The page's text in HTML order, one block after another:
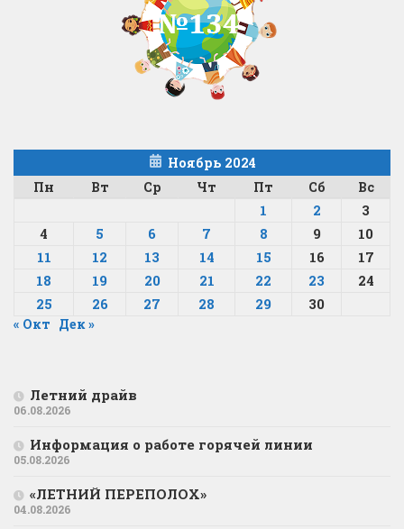
Ноябрь 2024
Пн
Вт Ср Чт Пт Сб Вс
1 2
3
4
5 6 7 8 9
10
11
12 13 14 15 16
17
18
19 20 21 22 23
24
25
26 27 28 29 30
« Окт Дек »
Летний драйв
06.08.2026
Информация о работе горячей линии
05.08.2026
«ЛЕТНИЙ ПЕРЕПОЛОХ»
04.08.2026